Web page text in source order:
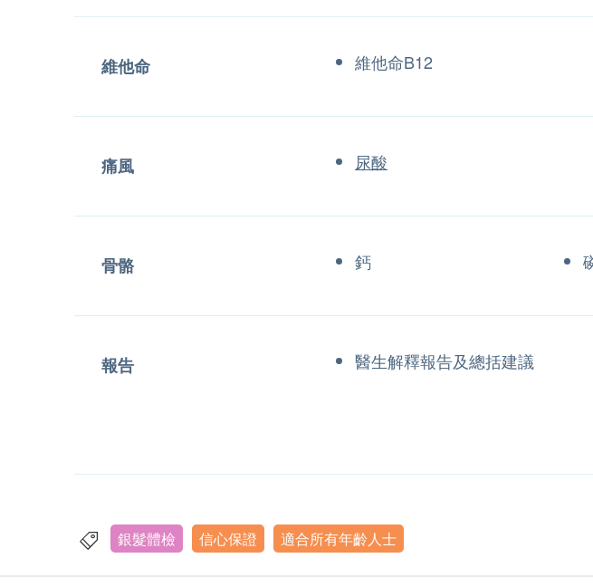
維他命 維他命B12
痛風 尿酸
骨骼 鈣
報告 醫生解釋報告及總括建議
銀髮體檢 信心保證 適合所有年齡人士